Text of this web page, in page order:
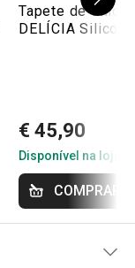
Tapete de
DELÍCIA
€ 45,90
Disponível na loja
COMPRAR